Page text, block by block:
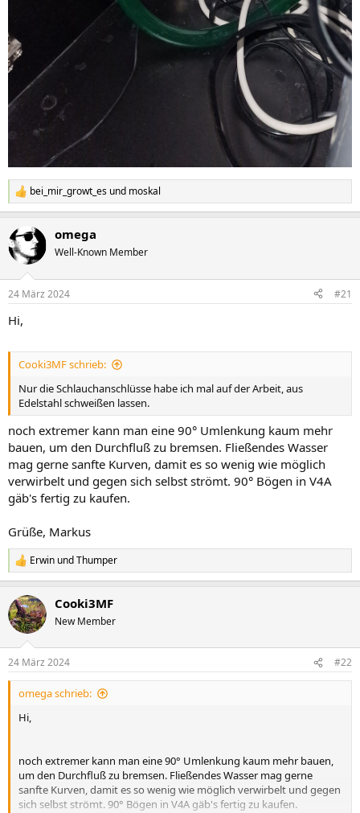
R
e
k
t
i
e
:
bei_mir_growt_es und moskal
omega
Well-Known Member
24 März 2024 #21
Hi,
Cooki3MF schrieb:
Nur die Schlauchanschlüsse habe ich mal auf der Arbeit, aus
Edelstahl schweißen lassen.
noch extremer kann man eine 90° Umlenkung kaum mehr
bauen, um den Durchfluß zu bremsen. Fließendes Wasser
mag gerne sanfte Kurven, damit es so wenig wie möglich
verwirbelt und gegen sich selbst strömt. 90° Bögen in V4A
gäb's fertig zu kaufen.
Grüße, Markus
R
e
k
t
i
n
e
n
Erwin undThumper
Cooki3MF
New Member
24 März 2024 #22
omega schrieb:
Hi,
noch extremer kann man eine 90° Umlenkung kaum mehr bauen,
um den Durchfluß zu bremsen. Fließendes Wasser mag gerne
sanfte Kurven, damit es so wenig wie möglich verwirbelt und gegen
sich selbst strömt. 90° Bögen in V4A gäb's fertig zu kaufen.